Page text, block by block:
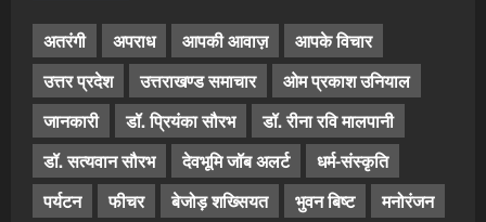
अतरंगी अपराध आपकी आवाज़
आपके विचार
उत्तर प्रदेश
उत्तराखण्ड समाचार
ओम प्रकाश उनियाल
जानकारी
डॉ. प्रियंका सौरभ
डॉ. रीना रवि मालपानी
डॉ. सत्यवान सौरभ
देवभूमि जॉब अलर्ट
धर्म-संस्कृति
पर्यटन
फीचर बेजोड़ शख्सियत भुवन बिष्ट मनोरंजन